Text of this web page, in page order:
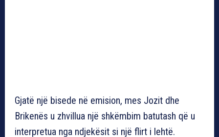
Gjatë një bisede në emision, mes Jozit dhe
Brikenës u zhvillua një shkëmbim batutash që u
interpretua nga ndjekësit si një flirt i lehtë.